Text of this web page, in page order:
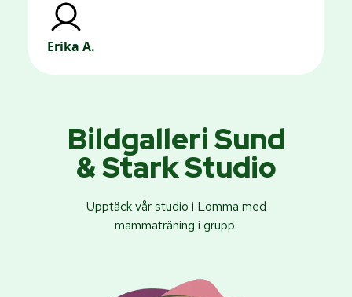
Erika A.
Bildgalleri Sund
& Stark Studio
Upptäck vår studio i Lomma med
mammaträning i grupp.